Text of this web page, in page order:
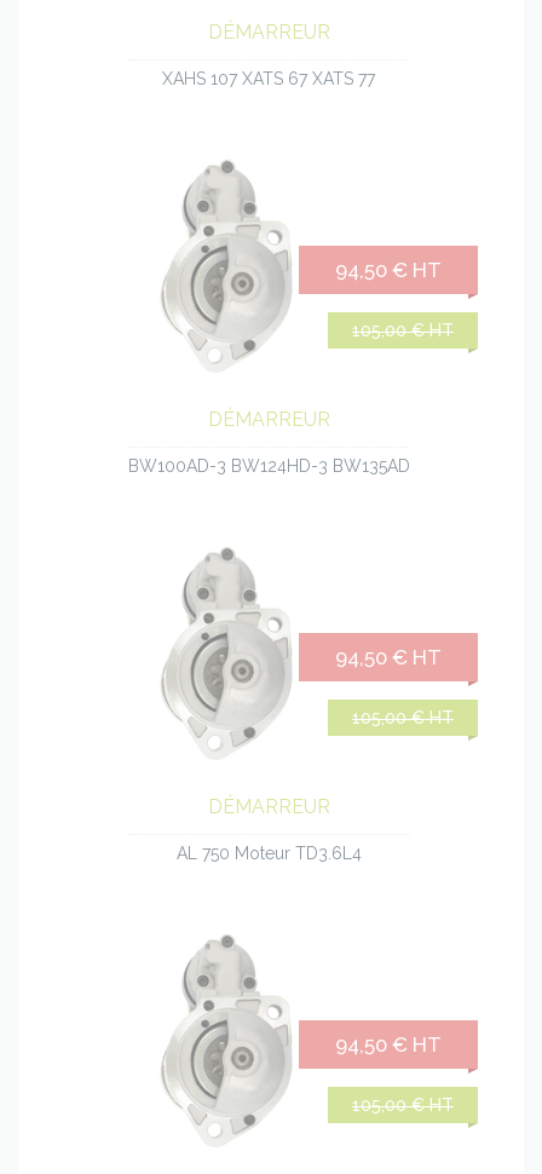
DÉMARREUR
XAHS 107 XATS 67 XATS 77
105,00 € HT
94,50 € HT
DÉMARREUR
BW100AD-3 BW124HD-3 BW135AD
105,00 € HT
94,50 € HT
DÉMARREUR
AL 750 Moteur TD3.6L4
105,00 € HT
94,50 € HT